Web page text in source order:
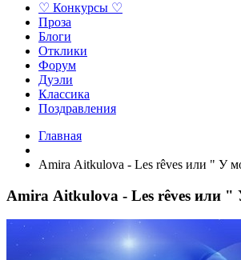
♡ Конкурсы ♡
Проза
Блоги
Отклики
Форум
Дуэли
Классика
Поздравления
Главная
Аmira Аitkulova - Les rêves или " У
Аmira Аitkulova - Les rêves или "